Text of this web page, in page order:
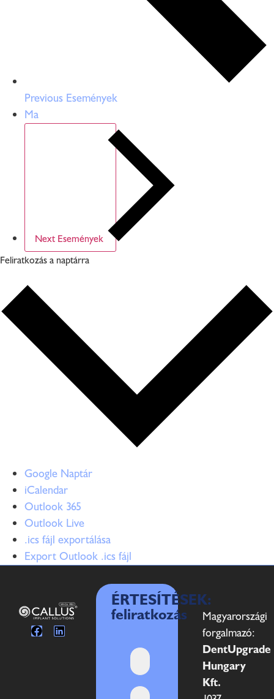
Previous Események
Ma
Next Események
Feliratkozás a naptárra
Google Naptár
iCalendar
Outlook 365
Outlook Live
.ics fájl exportálása
Export Outlook .ics fájl
ÉRTESÍTÉSEK:
feliratkozás
Magyarországi
forgalmazó:
DentUpgrade
Hungary
Kft.